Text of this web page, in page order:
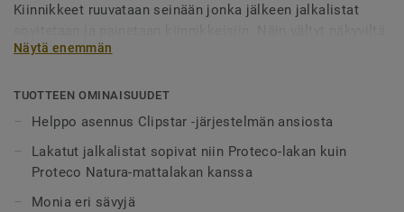
Kiinnikkeet ruuvataan seinään jonka jälkeen jalkalistat
ruuveilta. Listojen taakse jää tilaa kaapeleille ja johdoille.
Lista voidaan ruuvata, naulata tai liimata. Lakattu pinta
mattalakalle. Koska puu on luonnontuote, voi tuotteissa
esiintyä hieman eroja värissä ja rakenteessa.
Näytä enemmän
TUOTTEEN OMINAISUUDET
Helppo asennus Clipstar -järjestelmän ansiosta
Lakatut jalkalistat sopivat niin Proteco-lakan kuin
Proteco Natura-mattalakan kanssa
Monia eri sävyjä